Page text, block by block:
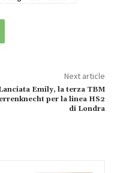
Next article
Emily, la terza TBM
per la linea HS2
di Londra